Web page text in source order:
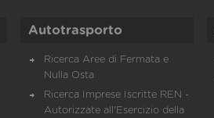
Autotrasporto
Ricerca Aree di Fermata e
Nulla Osta
Ricerca Imprese Iscritte REN -
Autorizzate all'Esercizio della